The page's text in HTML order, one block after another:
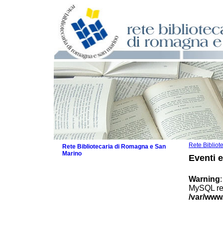
Rete
Eventi
Warning
MySQL
/var/
Rete Bibliotecaria di Romagna e San
Marino